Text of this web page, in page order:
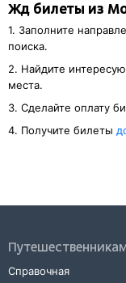
Жд билеты из
1. Заполните
поиска.
2. Найдите
места.
3. Cделайте оплату
4. Получите билеты
Справочная